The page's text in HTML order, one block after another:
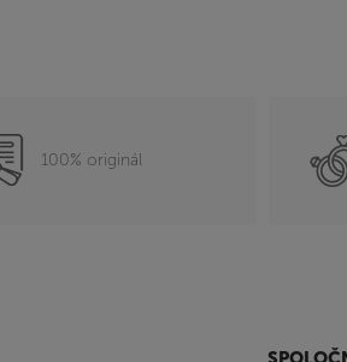
100% originál